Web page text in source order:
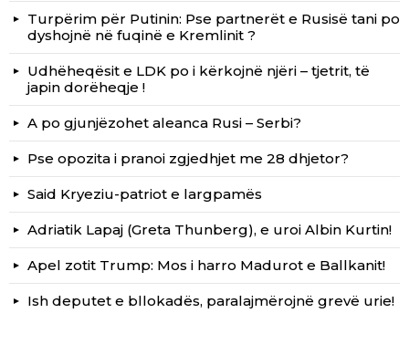
Turpërim për Putinin: Pse partnerët e Rusisë tani po
dyshojnë në fuqinë e Kremlinit ?
Udhëheqësit e LDK po i kërkojnë njëri – tjetrit, të
japin dorëheqje !
A po gjunjëzohet aleanca Rusi – Serbi?
Pse opozita i pranoi zgjedhjet me 28 dhjetor?
Said Kryeziu-patriot e largpamës
Adriatik Lapaj (Greta Thunberg), e uroi Albin Kurtin!
Apel zotit Trump: Mos i harro Madurot e Ballkanit!
Ish deputet e bllokadës, paralajmërojnë grevë urie!